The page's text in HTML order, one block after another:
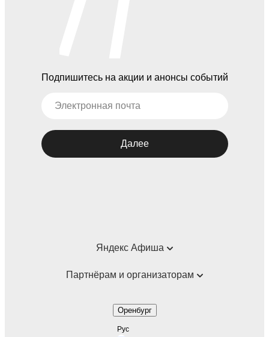
Подпишитесь на акции и анонсы событий
Далее
Яндекс Афиша
Справка
Подарочные сертификаты
Партнёрам и организаторам
Оренбург
Рус